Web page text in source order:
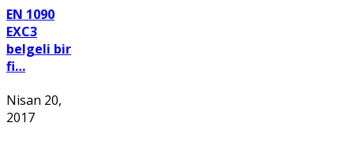
EN 1090
EXC3
belgeli bir
fi…
Nisan 20,
2017